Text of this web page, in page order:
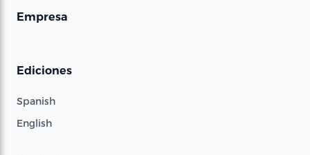
Empresa
Ediciones
Spanish
English